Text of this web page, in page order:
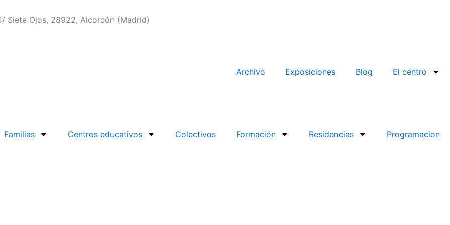
Siete Ojos, 28922, Alcorcón (Madrid)
Archivo Exposiciones Blog El centro
Familias Centros educativos Colectivos Formación Residencias Programacion